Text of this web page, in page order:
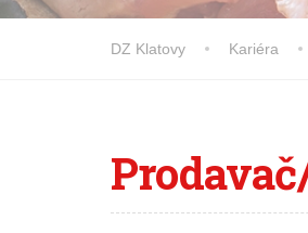
DZ Klatovy Kariéra